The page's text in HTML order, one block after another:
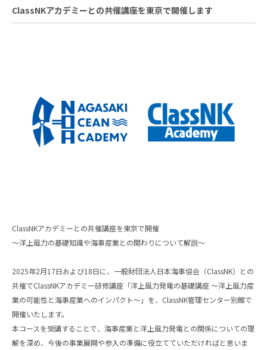
ClassNKアカデミーとの共催講座を東京で開催します
ClassNKアカデミーとの共催講座を東京で開催
～洋上風力の基礎知識や海事産業との関わりについて解説～
2025年2月17日および18日に、一般財団法人日本海事協会（ClassNK）との
共催でClassNKアカデミー研修講座「洋上風力発電の基礎講座 ～洋上風力産
業の可能性と海事産業へのインパクト～」を、ClassNK管理センター別館で
開催いたします。
本コースを受講することで、海事産業と洋上風力発電との関係についての理
解を深め、今後の事業展開や参入の準備に役立てていただければと思いま